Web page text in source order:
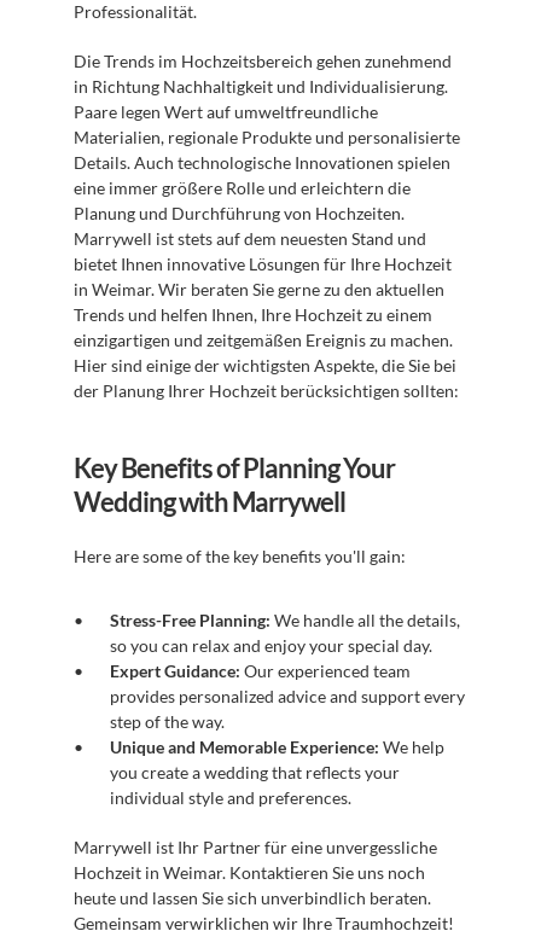
Professionalität.
Die Trends im Hochzeitsbereich gehen zunehmend
in Richtung Nachhaltigkeit und Individualisierung.
Paare legen Wert auf umweltfreundliche
Materialien, regionale Produkte und personalisierte
Details. Auch technologische Innovationen spielen
eine immer größere Rolle und erleichtern die
Planung und Durchführung von Hochzeiten.
Marrywell ist stets auf dem neuesten Stand und
bietet Ihnen innovative Lösungen für Ihre Hochzeit
in Weimar. Wir beraten Sie gerne zu den aktuellen
Trends und helfen Ihnen, Ihre Hochzeit zu einem
einzigartigen und zeitgemäßen Ereignis zu machen.
Hier sind einige der wichtigsten Aspekte, die Sie bei
der Planung Ihrer Hochzeit berücksichtigen sollten:
Key Benefits of Planning Your
Wedding with Marrywell
Here are some of the key benefits you'll gain:
Stress-Free Planning: We handle all the details,
so you can relax and enjoy your special day.
Expert Guidance: Our experienced team
provides personalized advice and support every
step of the way.
Unique and Memorable Experience: We help
you create a wedding that reflects your
individual style and preferences.
Marrywell ist Ihr Partner für eine unvergessliche
Hochzeit in Weimar. Kontaktieren Sie uns noch
heute und lassen Sie sich unverbindlich beraten.